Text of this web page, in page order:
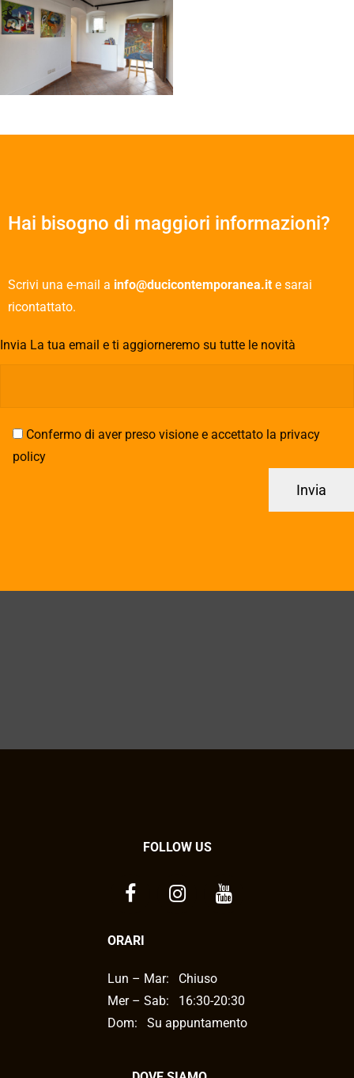
Hai bisogno di maggiori informazioni?
Scrivi una e-mail a info@ducicontemporanea.it e sarai
ricontattato.
Invia La tua email e ti aggiorneremo su tutte le novità
Confermo di aver preso visione e accettato la privacy
policy
FOLLOW US
ORARI
Lun – Mar:
Chiuso
Mer – Sab:
16:30-20:30
Dom: Su appuntamento